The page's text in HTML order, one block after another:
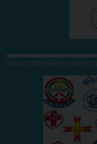
ASSOCIAZIONI E MOVIMENTI